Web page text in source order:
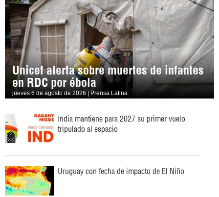
Unicef alerta sobre muertes de infantes
en RDC por ébola
jueves 6 de agosto de 2026 | Prensa Latina
India mantiene para 2027 su primer vuelo
tripulado al espacio
Uruguay con fecha de impacto de El Niño